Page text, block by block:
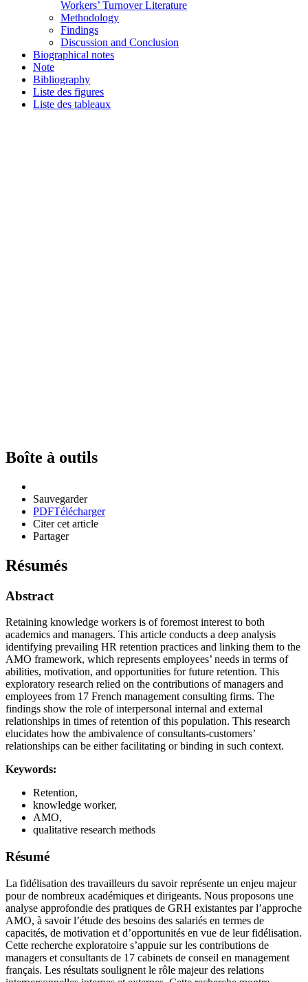
Workers’ Turnover Literature
Methodology
Findings
Discussion and Conclusion
Biographical notes
Note
Bibliography
Liste des figures
Liste des tableaux
Boîte à outils
Sauvegarder
PDFTélécharger
Citer cet article
Partager
Résumés
Abstract
Retaining knowledge workers is of foremost interest to both
academics and managers. This article conducts a deep analysis
identifying prevailing HR retention practices and linking them to the
AMO framework, which represents employees’ needs in terms of
abilities, motivation, and opportunities for future retention. This
exploratory research relied on the contributions of managers and
employees from 17 French management consulting firms. The
findings show the role of interpersonal internal and external
relationships in times of retention of this population. This research
elucidates how the ambivalence of consultants-customers’
relationships can be either facilitating or binding in such context.
Keywords:
Retention,
knowledge worker,
AMO,
qualitative research methods
Résumé
La fidélisation des travailleurs du savoir représente un enjeu majeur
pour de nombreux académiques et dirigeants. Nous proposons une
analyse approfondie des pratiques de GRH existantes par l’approche
AMO, à savoir l’étude des besoins des salariés en termes de
capacités, de motivation et d’opportunités en vue de leur fidélisation.
Cette recherche exploratoire s’appuie sur les contributions de
managers et consultants de 17 cabinets de conseil en management
français. Les résultats soulignent le rôle majeur des relations